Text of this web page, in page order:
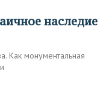
Как монументальная